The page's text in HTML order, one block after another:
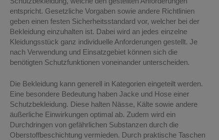
entspricht. Gesetzliche Vorgaben sowie andere Richtlinien
geben einen festen Sicherheitsstandard vor, welcher bei der
Bekleidung einzuhalten ist. Dabei wird an jedes einzelne
Kleidungsstück ganz individuelle Anforderungen gestellt. Je
nach Verwendung und Einsatzgebiet können sich die
benötigten Schutzfunktionen voneinander unterscheiden.
Die Bekleidung kann generell in Kategorien eingeteilt werden.
Eine besondere Bedeutung haben Jacke und Hose einer
Schutzbekleidung. Diese halten Nässe, Kälte sowie andere
äußerliche Einwirkungen optimal ab. Zudem wird ein
Durchdringen von gefährlichen Substanzen durch die
Oberstoffbeschichtung vermieden. Durch praktische Taschen